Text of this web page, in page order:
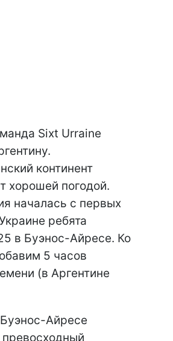
Sixt Urraine
континент
хорошей погодой.
началась с первых
ребята
в Буэнос-Айресе. Ко
5 часов
(в Аргентине
Айресе